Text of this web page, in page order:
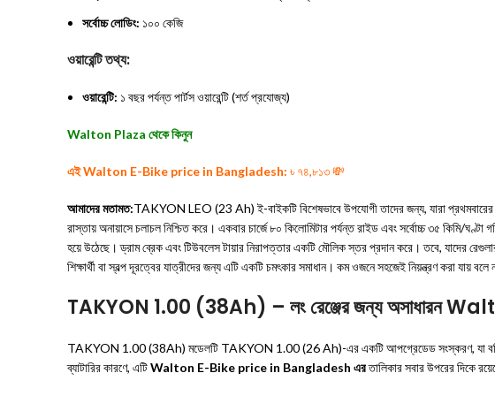
সর্বোচ্চ লোডিং: ১০০ কেজি
ওয়ারেন্টি তথ্য:
ওয়ারেন্টি: ১ বছর পর্যন্ত পার্টস ওয়ারেন্টি (শর্ত প্রযোজ্য)
Walton Plaza থেকে কিনুন
এই Walton E-Bike price in Bangladesh: ৳ ৭৪,৮১৩ 💸
আমাদের মতামত:TAKYON LEO (23 Ah) ই-বাইকটি বিশেষভাবে উপযোগী তাদের জন্য, যারা প্রথমবারের
রাস্তায় অনায়াসে চলাচল নিশ্চিত করে। একবার চার্জে ৮০ কিলোমিটার পর্যন্ত রাইড এবং সর্বোচ্চ ৩৫ কিমি/
হয়ে উঠেছে। ড্রাম ব্রেক এবং টিউবলেস টায়ার নিরাপত্তার একটি মৌলিক স্তর প্রদান করে। তবে, যাদের
শিক্ষার্থী বা স্বল্প দূরত্বের যাত্রীদের জন্য এটি একটি চমৎকার সমাধান। কম ওজনে সহজেই নিয়ন্ত্রণ করা যায়
TAKYON 1.00 (38Ah) – লং রেঞ্জের জন্য
TAKYON 1.00 (38Ah) মডেলটি TAKYON 1.00 (26 Ah)-এর একটি আপগ্রেডেড সংস্করণ, যা বর্ধিত রেঞ্জ
ব্যাটারির কারণে, এটিWalton E-Bike price in Bangladesh এরতালিকার সবার উপরের দিকে